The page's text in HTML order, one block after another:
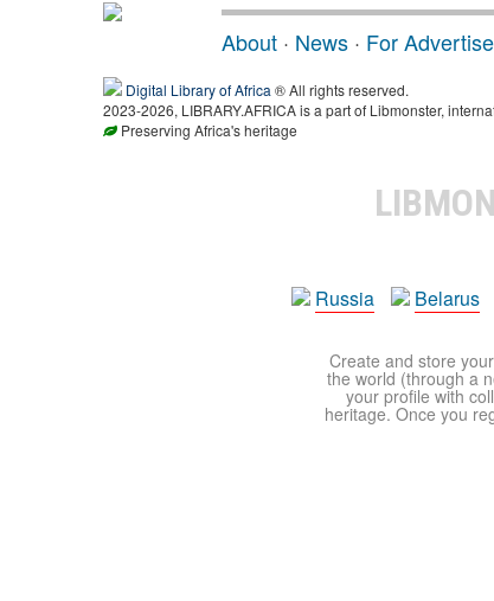
About · News · For
Digital Library of Africa ® All rights reserved.
2023-2026, LIBRARY.AFRICA is a part of Libmonster,
Preserving Africa's heritage
Russia
Belarus
Create and store
the world (through a
your profile with
heritage. Once you